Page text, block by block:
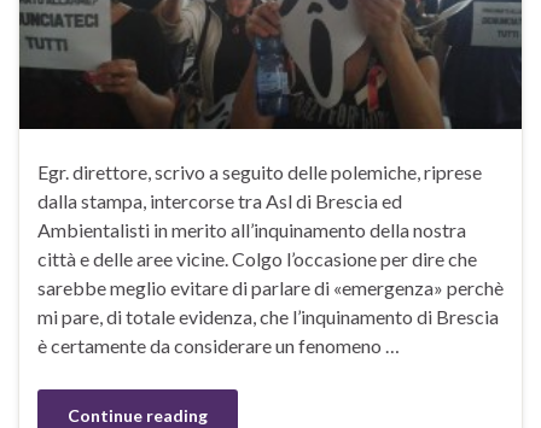
Egr. direttore, scrivo a seguito delle polemiche, riprese
dalla stampa, intercorse tra Asl di Brescia ed
Ambientalisti in merito all’inquinamento della nostra
città e delle aree vicine. Colgo l’occasione per dire che
sarebbe meglio evitare di parlare di «emergenza» perchè
mi pare, di totale evidenza, che l’inquinamento di Brescia
è certamente da considerare un fenomeno …
Continue reading